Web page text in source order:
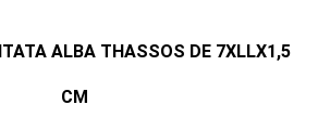
ALBA THASSOS DE 7XLLX1,5
CM